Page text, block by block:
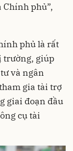
Chính phủ”,
phủ là rất
trường, giúp
và ngân
gia tài trợ
giai đoạn đầu
cụ tài